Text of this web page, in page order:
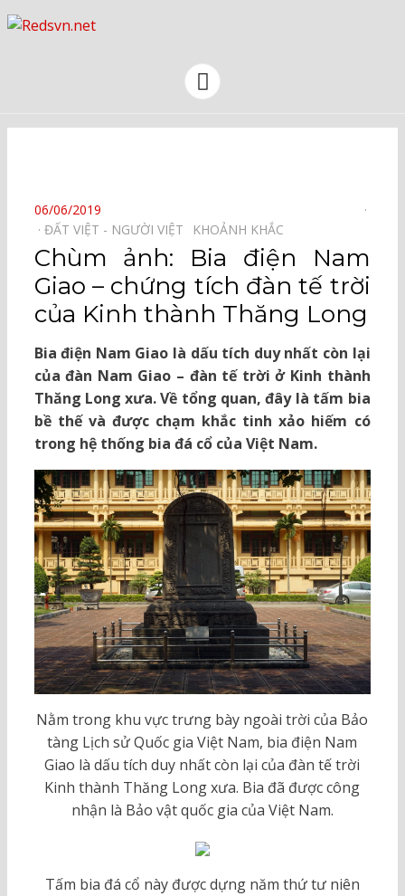
Menu
POSTED
ON
06/06/2019
ĐẤT VIỆT - NGƯỜI VIỆT⠀
KHOẢNH KHẮC⠀
Chùm ảnh: Bia điện Nam
Giao – chứng tích đàn tế trời
của Kinh thành Thăng Long
Bia điện Nam Giao là dấu tích duy nhất còn lại
của đàn Nam Giao – đàn tế trời ở Kinh thành
Thăng Long xưa. Về tổng quan, đây là tấm bia
bề thế và được chạm khắc tinh xảo hiếm có
trong hệ thống bia đá cổ của Việt Nam.
Nằm trong khu vực trưng bày ngoài trời của Bảo
tàng Lịch sử Quốc gia Việt Nam, bia điện Nam
Giao là dấu tích duy nhất còn lại của đàn tế trời
Kinh thành Thăng Long xưa. Bia đã được công
nhận là Bảo vật quốc gia của Việt Nam.
Tấm bia đá cổ này được dựng năm thứ tư niên